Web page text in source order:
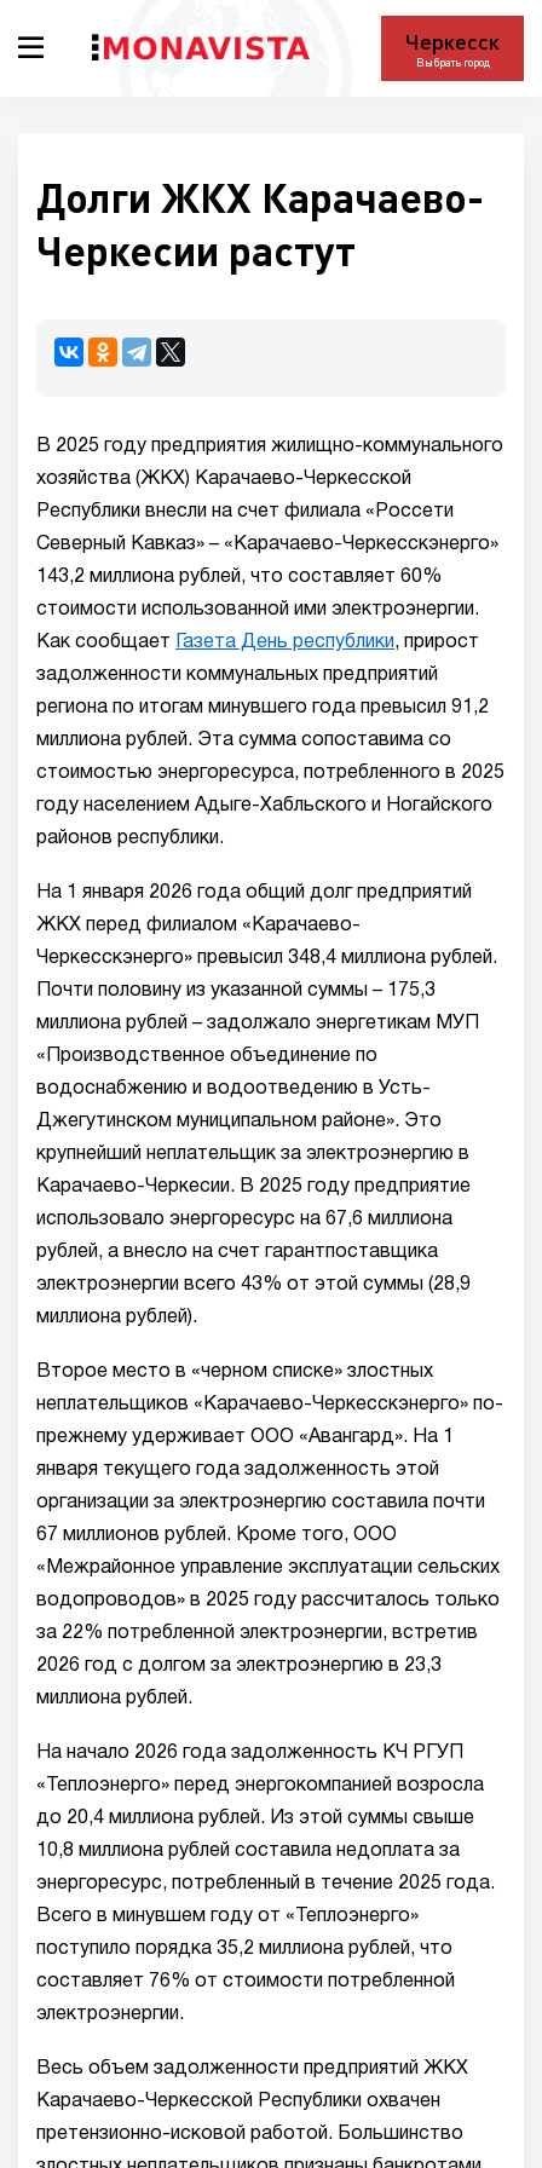
Черкесск
Выбрать город
Долги ЖКХ Карачаево-
Черкесии растут
В 2025 году предприятия жилищно-коммунального
хозяйства (ЖКХ) Карачаево-Черкесской
Республики внесли на счет филиала «Россети
Северный Кавказ» – «Карачаево-Черкесскэнерго»
143,2 миллиона рублей, что составляет 60%
стоимости использованной ими электроэнергии.
Как сообщает
Газета День республики , прирост
задолженности коммунальных предприятий
региона по итогам минувшего года превысил 91,2
миллиона рублей. Эта сумма сопоставима со
стоимостью энергоресурса, потребленного в 2025
году населением Адыге-Хабльского и Ногайского
районов республики.
На 1 января 2026 года общий долг предприятий
ЖКХ перед филиалом «Карачаево-
Черкесскэнерго» превысил 348,4 миллиона рублей.
Почти половину из указанной суммы – 175,3
миллиона рублей – задолжало энергетикам МУП
«Производственное объединение по
водоснабжению и водоотведению в Усть-
Джегутинском муниципальном районе». Это
крупнейший неплательщик за электроэнергию в
Карачаево-Черкесии. В 2025 году предприятие
использовало энергоресурс на 67,6 миллиона
рублей, а внесло на счет гарантпоставщика
электроэнергии всего 43% от этой суммы (28,9
миллиона рублей).
Второе место в «черном списке» злостных
неплательщиков «Карачаево-Черкесскэнерго» по-
прежнему удерживает ООО «Авангард». На 1
января текущего года задолженность этой
организации за электроэнергию составила почти
67 миллионов рублей. Кроме того, ООО
«Межрайонное управление эксплуатации сельских
водопроводов» в 2025 году рассчиталось только
за 22% потребленной электроэнергии, встретив
2026 год с долгом за электроэнергию в 23,3
миллиона рублей.
На начало 2026 года задолженность КЧ РГУП
«Теплоэнерго» перед энергокомпанией возросла
до 20,4 миллиона рублей. Из этой суммы свыше
10,8 миллиона рублей составила недоплата за
энергоресурс, потребленный в течение 2025 года.
Всего в минувшем году от «Теплоэнерго»
поступило порядка 35,2 миллиона рублей, что
составляет 76% от стоимости потребленной
электроэнергии.
Весь объем задолженности предприятий ЖКХ
Карачаево-Черкесской Республики охвачен
претензионно-исковой работой. Большинство